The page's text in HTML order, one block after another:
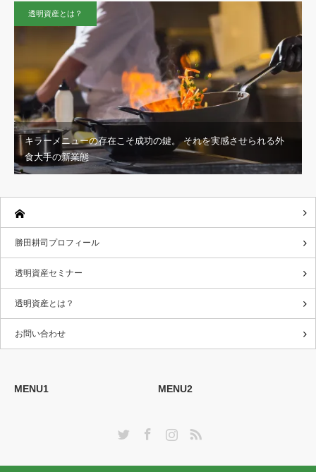
透明資産とは？
キラーメニューの存在こそ成功の鍵。 それを実感させられる外
食大手の新業態
勝田耕司プロフィール
透明資産セミナー
透明資産とは？
お問い合わせ
MENU1 MENU2